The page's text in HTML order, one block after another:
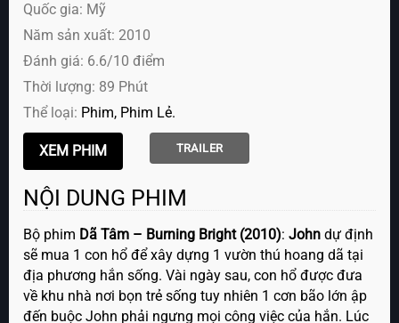
Quốc gia: Mỹ
Năm sản xuất: 2010
Đánh giá: 6.6/10 điểm
Thời lượng: 89 Phút
Thể loại: Phim Phim Lẻ
TRAILER
NỘI DUNG PHIM
Bộ phim Dã Tâm – Burning Bright (2010):John dự định
sẽ mua 1 con hổ để xây dựng 1 vườn thú hoang dã tại
địa phương hắn sống. Vài ngày sau, con hổ được đưa
về khu nhà nơi bọn trẻ sống tuy nhiên 1 cơn bão lớn ập
đến buộc John phải ngưng mọi công việc của hắn. Lúc